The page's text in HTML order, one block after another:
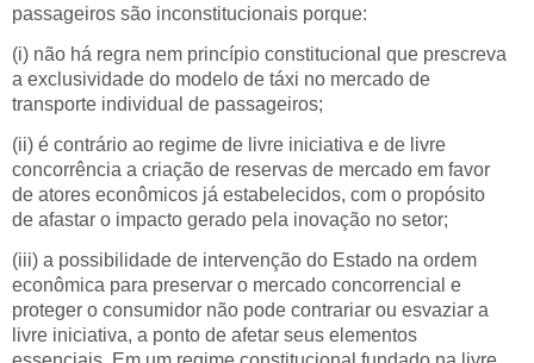
passageiros são inconstitucionais porque:
(i) não há regra nem princípio constitucional que prescreva
a exclusividade do modelo de táxi no mercado de
transporte individual de passageiros;
(ii) é contrário ao regime de livre iniciativa e de livre
concorrência a criação de reservas de mercado em favor
de atores econômicos já estabelecidos, com o propósito
de afastar o impacto gerado pela inovação no setor;
(iii) a possibilidade de intervenção do Estado na ordem
econômica para preservar o mercado concorrencial e
proteger o consumidor não pode contrariar ou esvaziar a
livre iniciativa, a ponto de afetar seus elementos